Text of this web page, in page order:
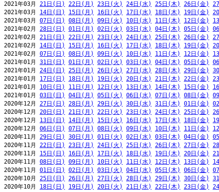
2021年03月 21日(日) 22日(月) 23日(火) 24日(水) 25日(木) 26日(金)
2021年03月 14日(日) 15日(月) 16日(火) 17日(水) 18日(木) 19日(金)
2021年03月 07日(日) 08日(月) 09日(火) 10日(水) 11日(木) 12日(金)
2021年02月 28日(日) 01日(月) 02日(火) 03日(水) 04日(木) 05日(金)
2021年02月 21日(日) 22日(月) 23日(火) 24日(水) 25日(木) 26日(金)
2021年02月 14日(日) 15日(月) 16日(火) 17日(水) 18日(木) 19日(金)
2021年02月 07日(日) 08日(月) 09日(火) 10日(水) 11日(木) 12日(金)
2021年01月 31日(日) 01日(月) 02日(火) 03日(水) 04日(木) 05日(金)
2021年01月 24日(日) 25日(月) 26日(火) 27日(水) 28日(木) 29日(金)
2021年01月 17日(日) 18日(月) 19日(火) 20日(水) 21日(木) 22日(金)
2021年01月 10日(日) 11日(月) 12日(火) 13日(水) 14日(木) 15日(金)
2021年01月 03日(日) 04日(月) 05日(火) 06日(水) 07日(木) 08日(金)
2020年12月 27日(日) 28日(月) 29日(火) 30日(水) 31日(木) 01日(金)
2020年12月 20日(日) 21日(月) 22日(火) 23日(水) 24日(木) 25日(金)
2020年12月 13日(日) 14日(月) 15日(火) 16日(水) 17日(木) 18日(金)
2020年12月 06日(日) 07日(月) 08日(火) 09日(水) 10日(木) 11日(金)
2020年11月 29日(日) 30日(月) 01日(火) 02日(水) 03日(木) 04日(金)
2020年11月 22日(日) 23日(月) 24日(火) 25日(水) 26日(木) 27日(金)
2020年11月 15日(日) 16日(月) 17日(火) 18日(水) 19日(木) 20日(金)
2020年11月 08日(日) 09日(月) 10日(火) 11日(水) 12日(木) 13日(金)
2020年11月 01日(日) 02日(月) 03日(火) 04日(水) 05日(木) 06日(金)
2020年10月 25日(日) 26日(月) 27日(火) 28日(水) 29日(木) 30日(金)
2020年10月 18日(日) 19日(月) 20日(火) 21日(水) 22日(木) 23日(金)